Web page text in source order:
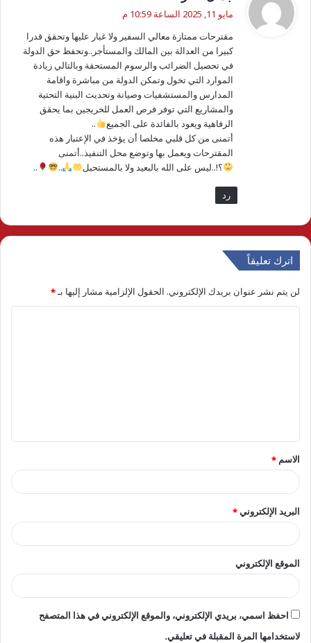
ل
مايو 11, 2025 الساعة 10:59 م
مقترحات ممتازة معالي السفير ولا غبار عليها وتحقق قدرا
كبيرا من العدالة بين المالك والمستأجر..وتحفظ حق الدولة
في تحصيل الضرائب والرسوم المستحقة وبالتالي زيادة
الموارد التي تخول وتمكن الدولة من مباشرة واقامة
المدارس والمستشفيات وصيانة وتحديث البنية التحتية
والمشاريع التي توفر فرص العمل للخريجين بما يحقق
الرفاهية ويعود بالفائدة على الجميع
..
أتمنى من كل قلبي مخلصا أن يؤخذ في الإعتبار هذه
المقترحات ويعمل بها وتوضع محل التنفيذ..أتمنى
؟!..ليس على الله بالبعيد ولا بالمستحيل
..
..
رد
اترك تعليقاً
لن يتم نشر عنوان بريدك الإلكتروني. الحقول الإلزامية مشار إليها بـ*
ق
*
الاسم *
البريد الإلكتروني*
الموقع الإلكتروني
احفظ اسمي، بريدي الإلكتروني، والموقع الإلكتروني في هذا المتصفح
لاستخدامها المرة المقبلة في تعليقي.